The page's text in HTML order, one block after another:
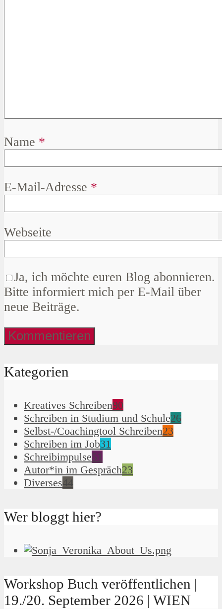
Name *
E-Mail-Adresse *
Webseite
Ja, ich möchte euren Blog abonnieren.
Bitte informiert mich per E-Mail über
neue Beiträge.
Kategorien
Kreatives Schreiben90
Schreiben in Studium und Schule26
Selbst-/Coachingtool Schreiben23
Schreiben im Job31
Schreibimpulse51
Autor*in im Gespräch23
Diverses44
Wer bloggt hier?
Workshop Buch veröffentlichen |
19./20. September 2026 | WIEN